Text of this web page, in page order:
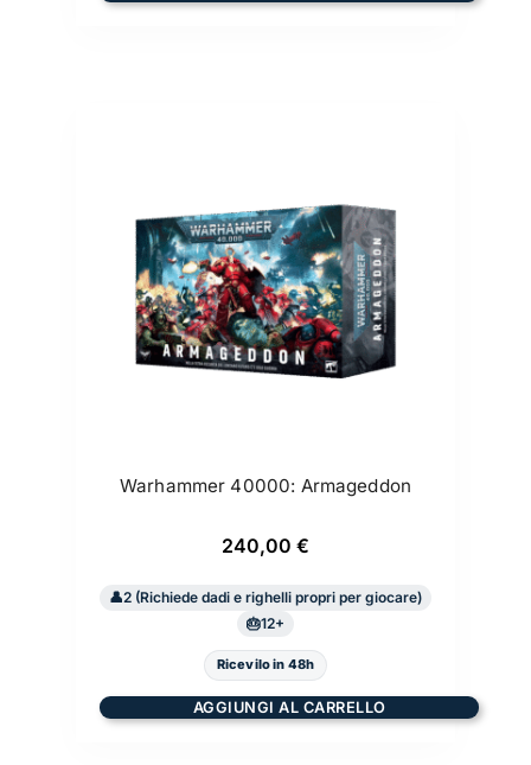
Warhammer 40000: Armageddon
240,00 €
2 (Richiede dadi e righelli propri per giocare)
12+
Ricevilo in 48h
AGGIUNGI AL CARRELLO